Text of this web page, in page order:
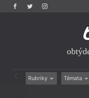
Rubriky Témata